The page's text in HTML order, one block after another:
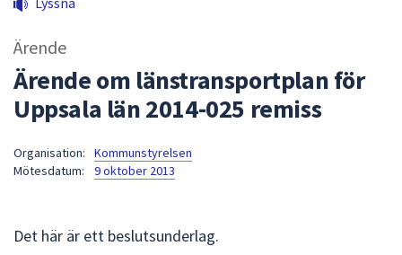
sökfältet
kommer
sökförslag
Ärende
Ärende om länstransportplan för
Uppsala län 2014-025 remiss
Organisation:
Kommunstyrelsen
Mötesdatum:
9 oktober 2013
Det här är ett beslutsunderlag.